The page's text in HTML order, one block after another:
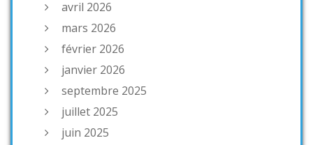
avril 2026
mars 2026
février 2026
janvier 2026
septembre 2025
juillet 2025
juin 2025